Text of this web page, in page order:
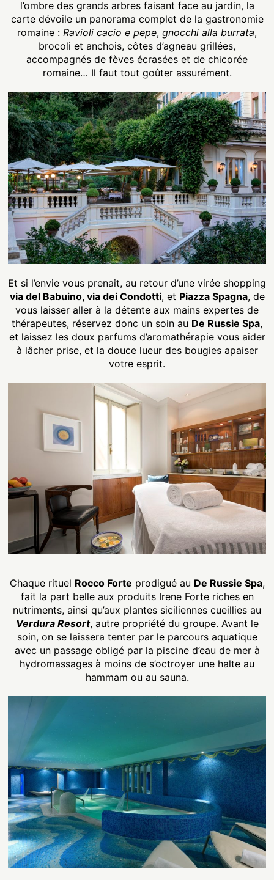
l’ombre des grands arbres faisant face au jardin, la
carte dévoile un panorama complet de la gastronomie
romaine : Ravioli cacio e pepe, gnocchi alla burrata,
brocoli et anchois, côtes d’agneau grillées,
accompagnés de fèves écrasées et de chicorée
romaine… Il faut tout goûter assurément.
Et si l’envie vous prenait, au retour d’une virée shopping
via del Babuino, via dei Condotti, et Piazza Spagna, de
vous laisser aller à la détente aux mains expertes de
thérapeutes, réservez donc un soin au De Russie Spa,
et laissez les doux parfums d’aromathérapie vous aider
à lâcher prise, et la douce lueur des bougies apaiser
votre esprit.
Chaque rituel Rocco Forte prodigué au De Russie Spa,
fait la part belle aux produits Irene Forte riches en
nutriments, ainsi qu’aux plantes siciliennes cueillies au
Verdura Resort, autre propriété du groupe. Avant le
soin, on se laissera tenter par le parcours aquatique
avec un passage obligé par la piscine d’eau de mer à
hydromassages à moins de s’octroyer une halte au
hammam ou au sauna.